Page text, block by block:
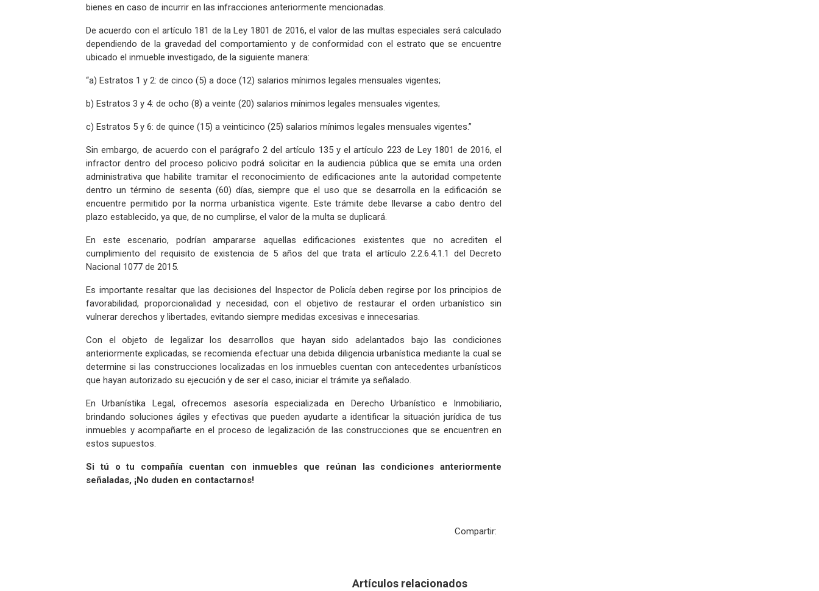
bienes en caso de incurrir en las infracciones anteriormente mencionadas.
De acuerdo con el artículo 181 de la Ley 1801 de 2016, el valor de las multas especiales será calculado
dependiendo de la gravedad del comportamiento y de conformidad con el estrato que se encuentre
ubicado el inmueble investigado, de la siguiente manera:
“a) Estratos 1 y 2: de cinco (5) a doce (12) salarios mínimos legales mensuales vigentes;
b) Estratos 3 y 4: de ocho (8) a veinte (20) salarios mínimos legales mensuales vigentes;
c) Estratos 5 y 6: de quince (15) a veinticinco (25) salarios mínimos legales mensuales vigentes.”
Sin embargo, de acuerdo con el parágrafo 2 del artículo 135 y el artículo 223 de Ley 1801 de 2016, el
infractor dentro del proceso policivo podrá solicitar en la audiencia pública que se emita una orden
administrativa que habilite tramitar el reconocimiento de edificaciones ante la autoridad competente
dentro un término de sesenta (60) días, siempre que el uso que se desarrolla en la edificación se
encuentre permitido por la norma urbanística vigente. Este trámite debe llevarse a cabo dentro del
plazo establecido, ya que, de no cumplirse, el valor de la multa se duplicará.
En este escenario, podrían ampararse aquellas edificaciones existentes que no acrediten el
cumplimiento del requisito de existencia de 5 años del que trata el artículo 2.2.6.4.1.1 del Decreto
Nacional 1077 de 2015.
Es importante resaltar que las decisiones del Inspector de Policía deben regirse por los principios de
favorabilidad, proporcionalidad y necesidad, con el objetivo de restaurar el orden urbanístico sin
vulnerar derechos y libertades, evitando siempre medidas excesivas e innecesarias.
Con el objeto de legalizar los desarrollos que hayan sido adelantados bajo las condiciones
anteriormente explicadas, se recomienda efectuar una debida diligencia urbanística mediante la cual se
determine si las construcciones localizadas en los inmuebles cuentan con antecedentes urbanísticos
que hayan autorizado su ejecución y de ser el caso, iniciar el trámite ya señalado.
En Urbanístika Legal, ofrecemos asesoría especializada en Derecho Urbanístico e Inmobiliario,
brindando soluciones ágiles y efectivas que pueden ayudarte a identificar la situación jurídica de tus
inmuebles y acompañarte en el proceso de legalización de las construcciones que se encuentren en
estos supuestos.
Si tú o tu compañía cuentan con inmuebles que reúnan las condiciones anteriormente
señaladas, ¡No duden en contactarnos!
Compartir:
Artículos relacionados